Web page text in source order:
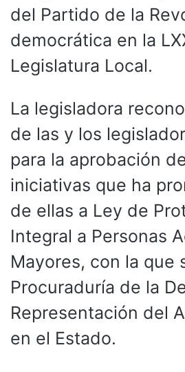
del Partido de la
democrática en la
Legislatura Local.
La legisladora
de las y los
para la aprobación
iniciativas que ha
de ellas a Ley de
Integral a Personas
Mayores, con la que
Procuraduría de la
Representación del
en el Estado.